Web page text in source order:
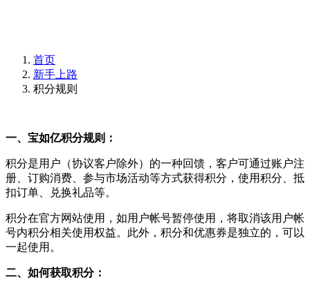
首页
新手上路
积分规则
一、宝如亿积分规则：
积分是用户（协议客户除外）的一种回馈，客户可通过账户注
册、订购消费、参与市场活动等方式获得积分，使用积分、抵
扣订单、兑换礼品等。
积分在官方网站使用，如用户帐号暂停使用，将取消该用户帐
号内积分相关使用权益。此外，积分和优惠券是独立的，可以
一起使用。
二、如何获取积分：